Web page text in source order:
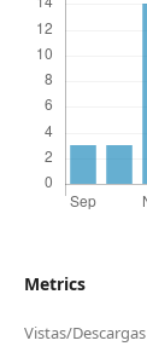
Metrics
Vistas/Descargas